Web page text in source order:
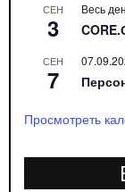
СЕН
3
Весь
СЕН
7
Просмотреть